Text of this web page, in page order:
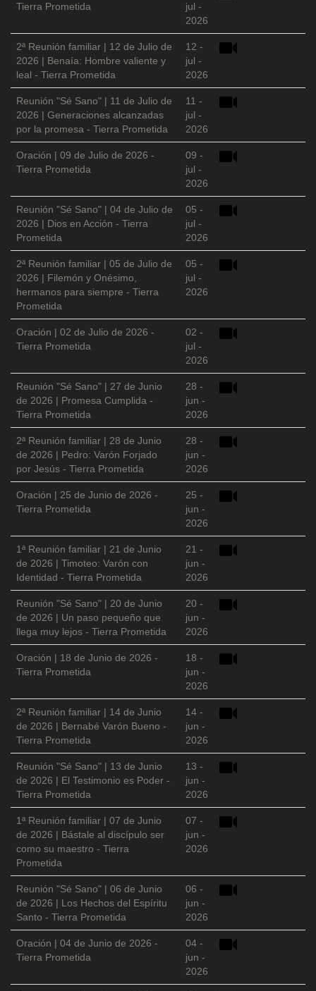
Tierra Prometida
jul -
2026
2ª Reunión familiar | 12 de Julio de
2026 | Benaía: Hombre valiente y
leal - Tierra Prometida
12 -
jul -
2026
Reunión "Sé Sano" | 11 de Julio de
2026 | Generaciones alcanzadas
por la promesa - Tierra Prometida
11 -
jul -
2026
Oración | 09 de Julio de 2026 -
Tierra Prometida
09 -
jul -
2026
Reunión "Sé Sano" | 04 de Julio de
2026 | Dios en Acción - Tierra
Prometida
05 -
jul -
2026
2ª Reunión familiar | 05 de Julio de
2026 | Filemón y Onésimo,
hermanos para siempre - Tierra
Prometida
05 -
jul -
2026
Oración | 02 de Julio de 2026 -
Tierra Prometida
02 -
jul -
2026
Reunión "Sé Sano" | 27 de Junio
de 2026 | Promesa Cumplida -
Tierra Prometida
28 -
jun -
2026
2ª Reunión familiar | 28 de Junio
de 2026 | Pedro: Varón Forjado
por Jesús - Tierra Prometida
28 -
jun -
2026
Oración | 25 de Junio de 2026 -
Tierra Prometida
25 -
jun -
2026
1ª Reunión familiar | 21 de Junio
de 2026 | Timoteo: Varón con
Identidad - Tierra Prometida
21 -
jun -
2026
Reunión "Sé Sano" | 20 de Junio
de 2026 | Un paso pequeño que
llega muy lejos - Tierra Prometida
20 -
jun -
2026
Oración | 18 de Junio de 2026 -
Tierra Prometida
18 -
jun -
2026
2ª Reunión familiar | 14 de Junio
de 2026 | Bernabé Varón Bueno -
Tierra Prometida
14 -
jun -
2026
Reunión "Sé Sano" | 13 de Junio
de 2026 | El Testimonio es Poder -
Tierra Prometida
13 -
jun -
2026
1ª Reunión familiar | 07 de Junio
de 2026 | Bástale al discípulo ser
como su maestro - Tierra
Prometida
07 -
jun -
2026
Reunión "Sé Sano" | 06 de Junio
de 2026 | Los Hechos del Espíritu
Santo - Tierra Prometida
06 -
jun -
2026
Oración | 04 de Junio de 2026 -
Tierra Prometida
04 -
jun -
2026